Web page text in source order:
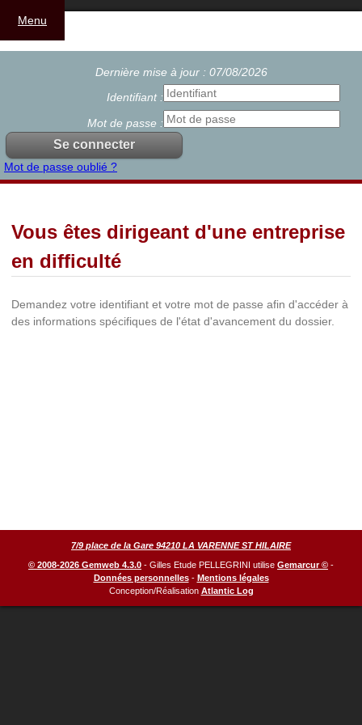
Dernière mise à jour : 07/08/2026
Identifiant :
Mot de passe :
Mot de passe oublié ?
Menu
Vous êtes dirigeant d'une entreprise
en difficulté
Demandez votre identifiant et votre mot de passe afin d'accéder à
des informations spécifiques de l'état d'avancement du dossier.
7/9 place de la Gare 94210 LA VARENNE ST HILAIRE
© 2008-2026 Gemweb 4.3.0 - Gilles Etude PELLEGRINI utilise Gemarcur © -
Données personnelles- Mentions légales
Conception/Réalisation Atlantic Log